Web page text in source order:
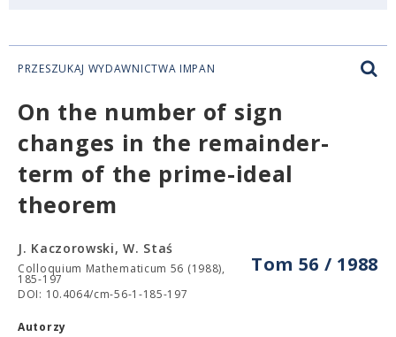
PRZESZUKAJ WYDAWNICTWA IMPAN
On the number of sign
changes in the remainder-
term of the prime-ideal
theorem
Tom 56 / 1988
J. Kaczorowski, W. Staś
Colloquium Mathematicum 56 (1988),
185-197
DOI: 10.4064/cm-56-1-185-197
Autorzy